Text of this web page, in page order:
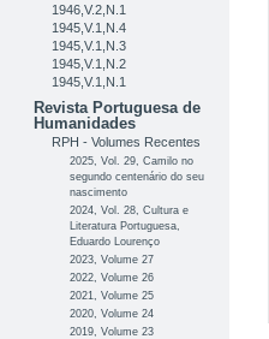
1946,V.2,N.1
1945,V.1,N.4
1945,V.1,N.3
1945,V.1,N.2
1945,V.1,N.1
Revista Portuguesa de
Humanidades
RPH - Volumes Recentes
2025, Vol. 29, Camilo no
segundo centenário do seu
nascimento
2024, Vol. 28, Cultura e
Literatura Portuguesa,
Eduardo Lourenço
2023, Volume 27
2022, Volume 26
2021, Volume 25
2020, Volume 24
2019, Volume 23